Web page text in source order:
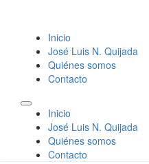
Inicio
José Luis N. Quijada
Quiénes somos
Contacto
Inicio
José Luis N. Quijada
Quiénes somos
Contacto